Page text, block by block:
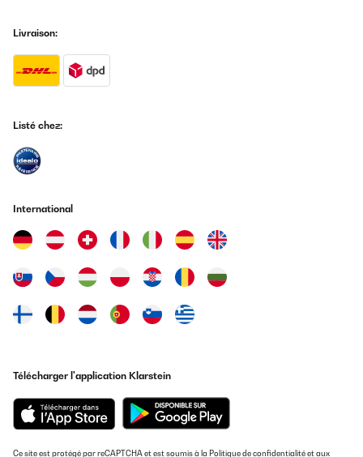
Livraison:
Listé chez:
International
Télécharger l'application Klarstein
Ce site est protégé par reCAPTCHA et est soumis à la Politique de confidentialitéet aux